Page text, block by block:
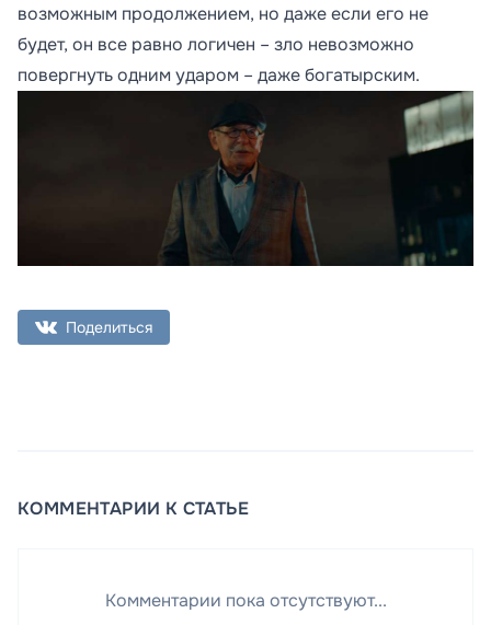
возможным продолжением, но даже если его не
будет, он все равно логичен – зло невозможно
повергнуть одним ударом – даже богатырским.
Поделиться
КОММЕНТАРИИ К СТАТЬЕ
Комментарии пока отсутствуют...